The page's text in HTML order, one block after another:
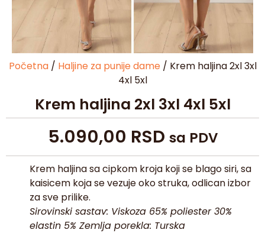
Početna/ Haljine za punije dame/ Krem haljina 2xl 3xl
4xl 5xl
Krem haljina 2xl 3xl 4xl 5xl
5.090,00 RSD sa PDV
Krem haljina sa cipkom kroja koji se blago siri, sa
kaisicem koja se vezuje oko struka, odlican izbor
za sve prilike.
Sirovinski sastav: Viskoza 65% poliester 30%
elastin 5% Zemlja porekla: Turska